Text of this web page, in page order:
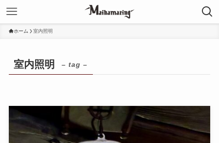
ホーム 室内照明
室内照明 – tag –